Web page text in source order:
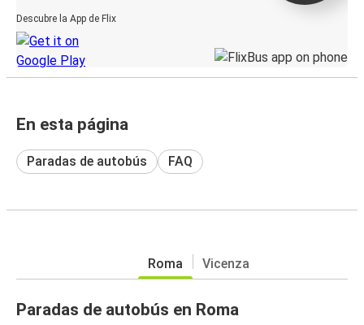
Descubre la App de Flix
En esta página
Paradas de autobús FAQ
Roma Vicenza
Paradas de autobús en Roma